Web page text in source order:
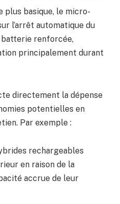
plus basique, le micro-
l’arrêt automatique du
batterie renforcée,
principalement durant
directement la dépense
potentielles en
Par exemple :
rechargeables
en raison de la
accrue de leur